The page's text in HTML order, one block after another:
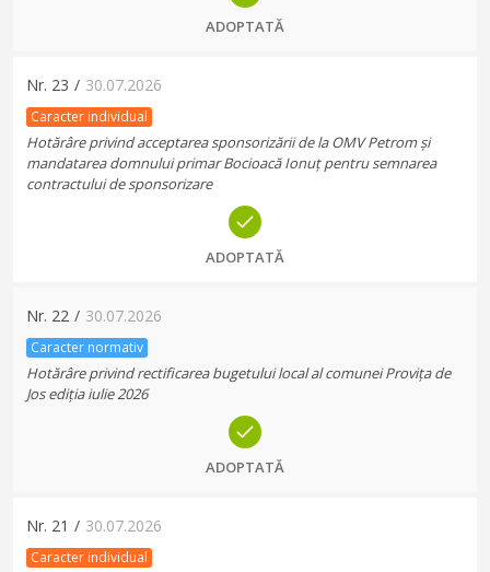
ADOPTATĂ
Nr. 23 / 30.07.2026
Caracter individual
Hotărâre privind acceptarea sponsorizării de la OMV Petrom și
mandatarea domnului primar Bocioacă Ionuț pentru semnarea
contractului de sponsorizare
ADOPTATĂ
Nr. 22 / 30.07.2026
Caracter normativ
Hotărâre privind rectificarea bugetului local al comunei Provița de
Jos ediția iulie 2026
ADOPTATĂ
Nr. 21 / 30.07.2026
Caracter individual